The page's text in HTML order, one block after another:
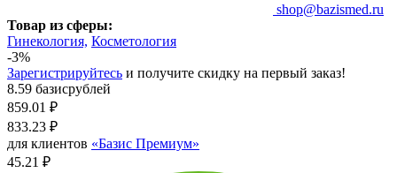
shop@bazismed.ru
Товар из сферы:
Гинекология, Косметология
-3%
Зарегистрируйтесь и получите скидку на первый заказ!
8.59 базисрублей
859.01 ₽
833.23 ₽
для клиентов «Базис Премиум»
45.21 ₽